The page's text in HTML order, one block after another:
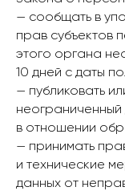
— сообщать в
прав субъектов
этого органа
10 дней с даты
— публиковать
неограниченный
в отношении
— принимать
и технические
данных от